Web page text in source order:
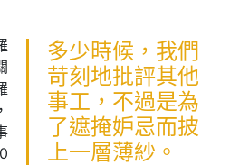
多少時候，我們
苛刻地批評其他
事工，不過是為
了遮掩妒忌而披
上一層薄紗。